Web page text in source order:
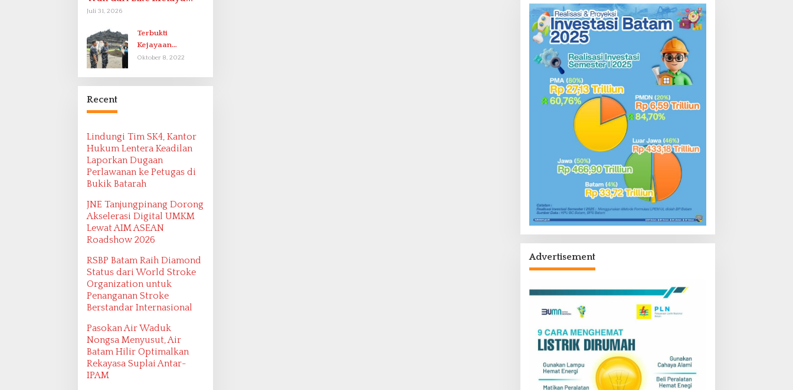
Hingga Populer di
Juli 31, 2026
Terbukti
Kejayaan
Indonesia pada
Oktober 8, 2022
Recent
Lindungi Tim SK4, Kantor
Hukum Lentera Keadilan
Laporkan Dugaan
Perlawanan ke Petugas di
Bukik Batarah
JNE Tanjungpinang Dorong
Akselerasi Digital UMKM
Lewat AIM ASEAN
Roadshow 2026
RSBP Batam Raih Diamond
Status dari World Stroke
Organization untuk
Penanganan Stroke
Berstandar Internasional
Pasokan Air Waduk
Nongsa Menyusut, Air
Batam Hilir Optimalkan
Rekayasa Suplai Antar-
IPAM
Advertisement